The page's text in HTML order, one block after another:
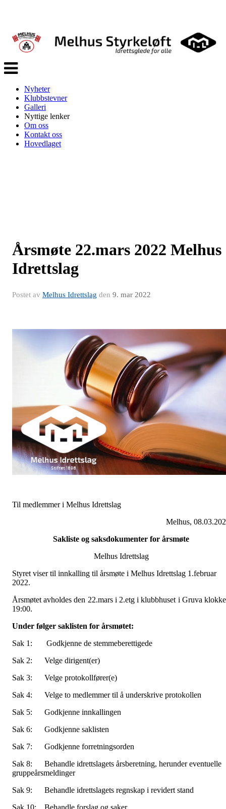
Veksle
navigasjon
Nyheter
Klubbstevner
Galleri
Nyttige lenker
Om oss
Kontakt oss
Hovedlaget
Årsmøte 22.mars 2022 Melhus
Idrettslag
Postet av Melhus Idrettslag den 9. mar 2022
Til medlemmer i Melhus Idrettslag
Melhus,
Sakliste og saksdokumenter for årsmøte
Melhus Idrettslag
Styret viser til innkalling til årsmøte i Melhus Idrettslag 1.februar
2022.
Årsmøtet avholdes den 22.mars i 2.etg i klubbhuset i Gruva
19:00.
Under følger saklisten for årsmøtet:
Sak 1: Godkjenne de stemmeberettigede
Sak 2: Velge dirigent(er)
Sak 3: Velge protokollfører(e)
Sak 4: Velge to medlemmer til å underskrive protokollen
Sak 5: Godkjenne innkallingen
Sak 6: Godkjenne saklisten
Sak 7: Godkjenne forretningsorden
Sak 8: Behandle idrettslagets årsberetning, herunder eventuelle
gruppeårsmeldinger
Sak 9: Behandle idrettslagets regnskap i revidert stand